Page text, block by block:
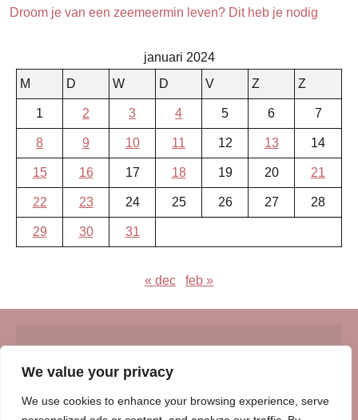
We value your privacy
We use cookies to enhance your browsing experience, serve
Droom je van een zeemeermin leven? Dit heb je nodig
januari 2024
M
D W D V Z Z
1 2 3 4 5 6 7
8 9 10 11 12 13 14
15 16 17 18 19 20 21
22 23 24 25 26 27 28
29 30 31
« dec feb »
© Insert Internetuitgeverij
Vrouwenverhalen.nl
Zomerperiode.nl - Winterperiode.nl-